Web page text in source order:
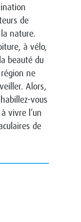
de
nature.
à vélo,
beauté du
ne
Alors,
vous
vivre l’un
de